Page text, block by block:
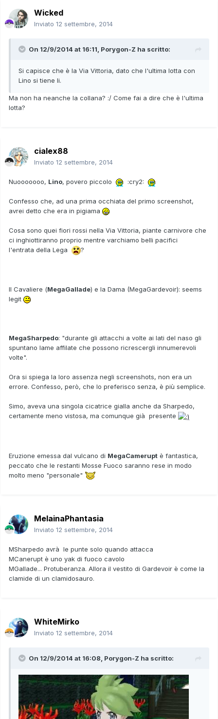
Wicked
Inviato 12 settembre, 2014
On 12/9/2014 at 16:11, Porygon-Z ha scritto:
Si capisce che è la Via Vittoria, dato che l'ultima lotta con
Lino si tiene li.
Ma non ha neanche la collana? :/ Come fai a dire che è l'ultima
lotta?
cialex88
Inviato 12 settembre, 2014
Nuooooooo, Lino, povero piccolo :cry2:
Confesso che, ad una prima occhiata del primo screenshot,
avrei detto che era in pigiama
Cosa sono quei fiori rossi nella Via Vittoria, piante carnivore che
ci inghiottiranno proprio mentre varchiamo belli pacifici
l'entrata della Lega
?
Il Cavaliere (MegaGallade) e la Dama (MegaGardevoir): seems
legit
MegaSharpedo: "durante gli attacchi a volte ai lati del naso gli
spuntano lame affilate che possono ricrescergli innumerevoli
volte".
Ora si spiega la loro assenza negli screenshots, non era un
errore. Confesso, però, che lo preferisco senza, è più semplice.
Simo, aveva una singola cicatrice gialla anche da Sharpedo,
certamente meno vistosa, ma comunque già presente
Eruzione emessa dal vulcano di MegaCamerupt è fantastica,
peccato che le restanti Mosse Fuoco saranno rese in modo
molto meno "personale"
MelainaPhantasia
Inviato 12 settembre, 2014
MSharpedo avrà le punte solo quando attacca
MCanerupt è uno yak di fuoco cavolo
MGallade... Protuberanza. Allora il vestito di Gardevoir è come la
clamide di un clamidosauro.
WhiteMirko
Inviato 12 settembre, 2014
On 12/9/2014 at 16:08, Porygon-Z ha scritto: